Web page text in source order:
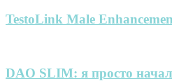
TestoLink Male
DAO SLIM: я просто